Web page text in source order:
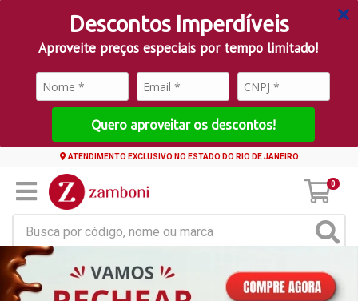
Descontos Imperdíveis
Aproveite preços especiais por tempo limitado!
Quero aproveitar os descontos!
ATENDIMENTO EXCLUSIVO NO ESTADO DO RIO DE JANEIRO
0